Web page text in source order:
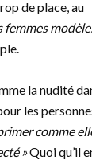
de place, au
la nudité
les
comme
»Quoi qu’il